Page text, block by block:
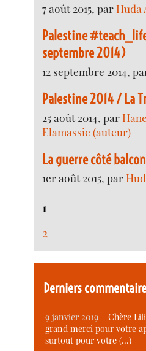
7 août 2015, parHuda
Palestine
septembre 2014)
12 septembre 2014,
Palestine 2014 / La
25 août 2014, par
Elamassie (auteur)
La guerre côté
1er août 2015, par
1
2
Derniers
9 janvier 2019 –Chère
grand merci pour votre
surtout pour votre (…)